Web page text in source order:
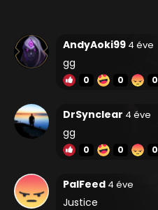
AndyAoki99 4 éve
gg
0 0 0
DrSynclear 4 éve
gg
0 0 0
PalFeed 4 éve
Justice